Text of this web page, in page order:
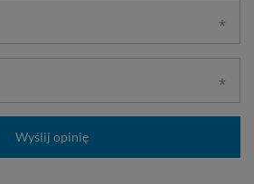
Wyślij opinię